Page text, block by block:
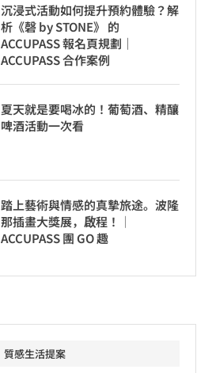
沉浸式活動如何提升預約體驗？解
析《磬 by STONE》 的
ACCUPASS 報名頁規劃｜
ACCUPASS 合作案例
夏天就是要喝冰的！葡萄酒、精釀
啤酒活動一次看
踏上藝術與情感的真摯旅途。波隆
那插畫大獎展，啟程！│
ACCUPASS 團 GO 趣
質感生活提案